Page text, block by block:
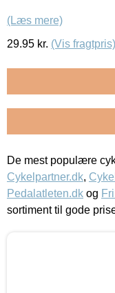
(Læs mere)
29.95 kr. (Vis fragtpris)
De mest populære
Cykelpartner.dk,
Pedalatleten.dk og
sortiment til gode